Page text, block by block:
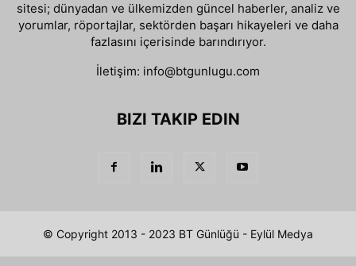
sitesi; dünyadan ve ülkemizden güncel haberler, analiz ve
yorumlar, röportajlar, sektörden başarı hikayeleri ve daha
fazlasını içerisinde barındırıyor.
İletişim: info@btgunlugu.com
BIZI TAKIP EDIN
© Copyright 2013 - 2023 BT Günlüğü - Eylül Medya